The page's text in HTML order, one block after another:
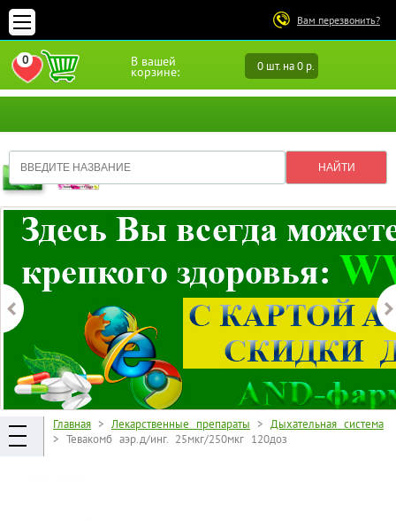
Вам перезвонить?
В вашей
корзине: 0 шт. на 0 р.
0
ПЕРЕЙТИ В ИЗБРАННОЕ
Главная > Лекарственные препараты > Дыхательная система
> Тевакомб аэр.д/инг. 25мкг/250мкг 120доз